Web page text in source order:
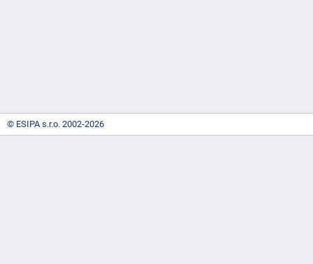
© ESIPA s.r.o. 2002-2026